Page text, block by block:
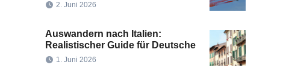
2. Juni 2026
Auswandern nach Italien:
Realistischer Guide für Deutsche
1. Juni 2026